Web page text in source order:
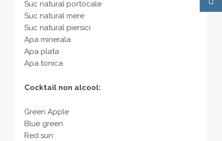
Suc natural portocale
Suc natural mere
Suc natural piersici
Apa minerala
Apa plata
Apa tonica
Cocktail non alcool:
Green Apple
Blue green
Red sun